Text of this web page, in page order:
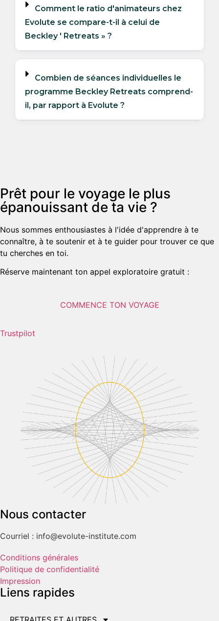
Comment le ratio d'animateurs chez
Evolute se compare-t-il à celui de
Beckley ' Retreats » ?
Combien de séances individuelles le
programme Beckley Retreats comprend-
il, par rapport à Evolute ?
Prêt pour le voyage le plus
épanouissant de ta vie ?
Nous sommes enthousiastes à l'idée d'apprendre à te
connaître, à te soutenir et à te guider pour trouver ce que
tu cherches en toi.
Réserve maintenant ton appel exploratoire gratuit :
COMMENCE TON VOYAGE
Trustpilot
Nous contacter
Courriel : info@evolute-institute.com
Conditions générales
Politique de confidentialité
Impression
Liens rapides